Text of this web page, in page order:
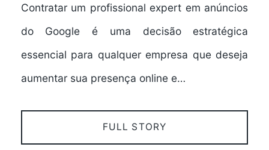
Contratar um profissional expert em anúncios
do Google é uma decisão estratégica
essencial para qualquer empresa que deseja
aumentar sua presença online e…
FULL STORY